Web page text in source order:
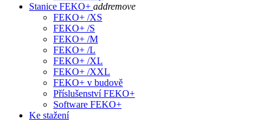
Stanice FEKO+ addremove
FEKO+ /XS
FEKO+ /S
FEKO+ /M
FEKO+ /L
FEKO+ /XL
FEKO+ /XXL
FEKO+ v budově
Příslušenství FEKO+
Software FEKO+
Ke stažení